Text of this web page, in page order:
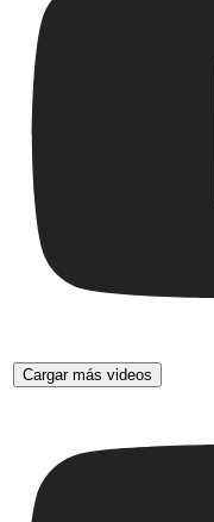
Cargar más videos